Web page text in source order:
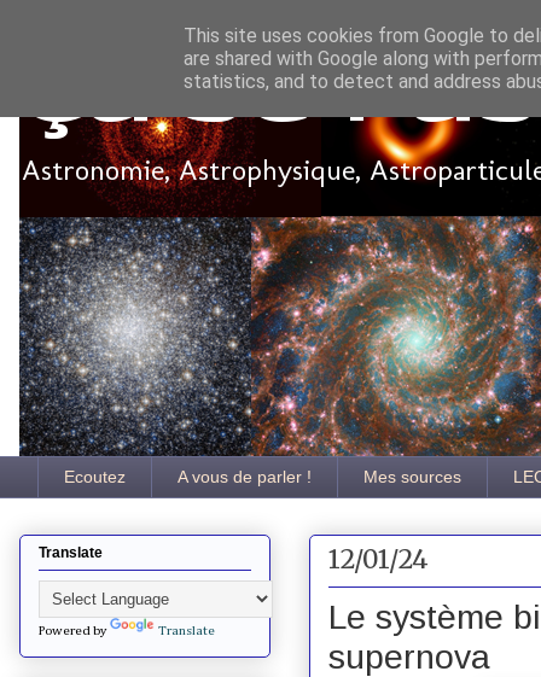
Ça se
Astronomie, Astrophysique,
Ecoutez A vous de parler ! Mes sources
12/01/24
Le système
supernova
Translate
Powered by Translate
This site uses cookies from Google to
are shared with Google along with
statistics, and to detect and address